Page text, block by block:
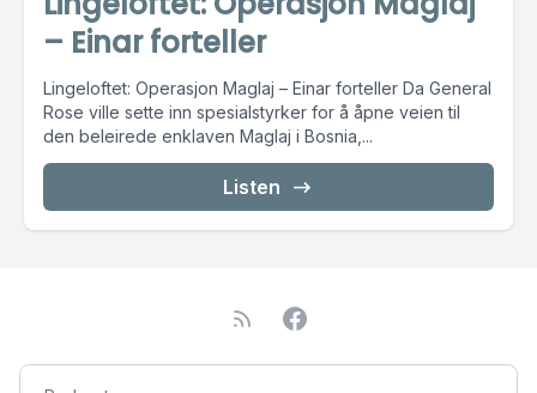
– Einar forteller
Lingeloftet: Operasjon Maglaj – Einar forteller Da General
Rose ville sette inn spesialstyrker for å åpne veien til
den beleirede enklaven Maglaj i Bosnia,...
Listen